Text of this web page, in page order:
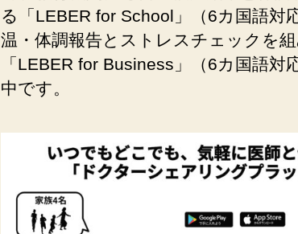
る「LEBER for School」（6カ国語対
温・体調報告とストレスチェックを
「LEBER for Business」（6カ国語対
中です。